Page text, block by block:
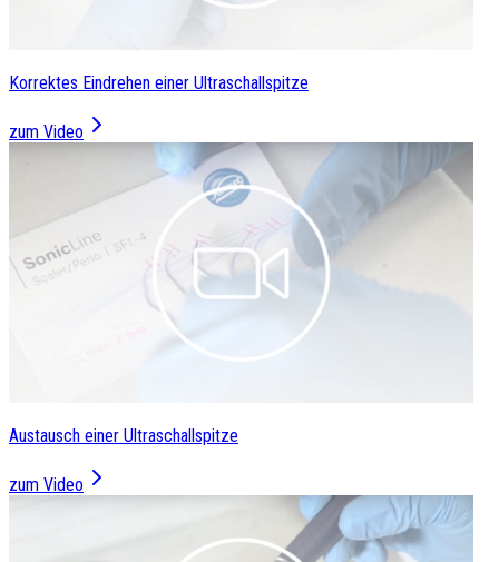
Korrektes Eindrehen einer Ultraschallspitze
zum Video
Austausch einer Ultraschallspitze
zum Video